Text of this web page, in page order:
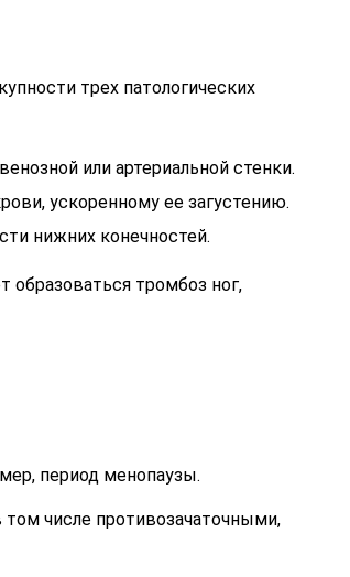
трех патологических
или артериальной стенки.
ускоренному ее загустению.
нижних конечностей.
тромбоз ног,
период менопаузы.
числе противозачаточными,